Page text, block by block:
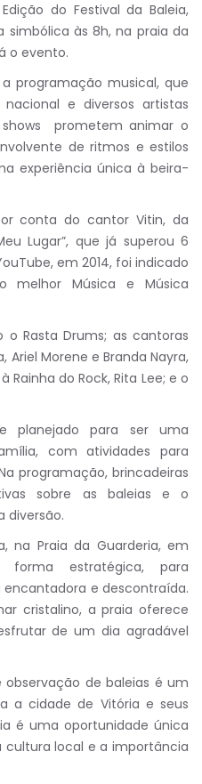
do Festival da Baleia,
simbólica às 8h, na praia da
o evento.
programação musical, que
e diversos artistas
prometem animar o
de ritmos e estilos
experiência única à beira-
conta do cantor Vitin, da
Lugar”, que já superou 6
em 2014, foi indicado
melhor Música e Música
o Rasta Drums; as cantoras
Ariel Morene e Branda Nayra,
do Rock, Rita Lee; e o
planejado para ser uma
com atividades para
programação, brincadeiras
sobre as baleias e o
diversão.
na Praia da Guarderia, em
estratégica, para
e descontraída.
cristalino, a praia oferece
de um dia agradável
de baleias é um
a cidade de Vitória e seus
é uma oportunidade única
cultura local e a importância